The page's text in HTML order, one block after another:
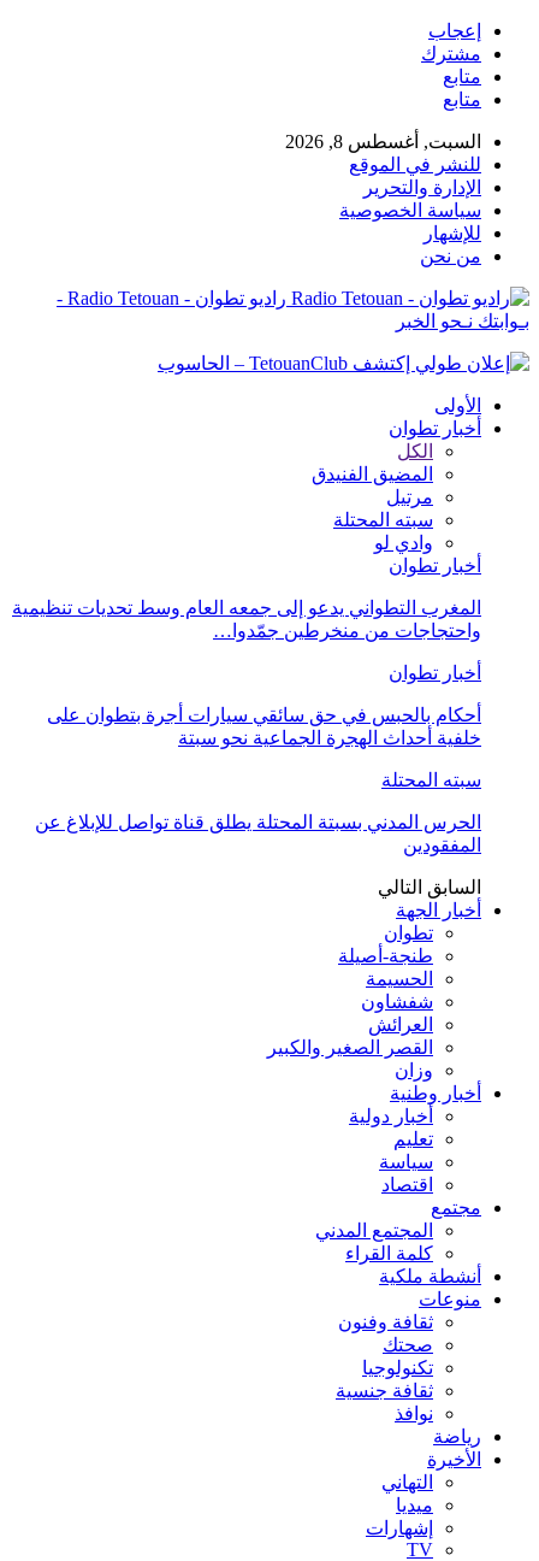
إعجاب
مشترك
متابع
متابع
السبت, أغسطس 8, 2026
للنشر في الموقع
الإدارة والتحرير
سياسة الخصوصية
للإشهار
من نحن
راديو تطوان - Radio Tetouan -
بـوابتك نـحو الخبر
الأولى
أخبار تطوان
الكل
المضيق الفنيدق
مرتيل
سبته المحتلة
وادي لو
أخبار تطوان
المغرب التطواني يدعو إلى جمعه العام وسط تحديات تنظيمية
واحتجاجات من منخرطين جمّدوا…
أخبار تطوان
أحكام بالحبس في حق سائقي سيارات أجرة بتطوان على
خلفية أحداث الهجرة الجماعية نحو سبتة
سبته المحتلة
الحرس المدني بسبتة المحتلة يطلق قناة تواصل للإبلاغ عن
المفقودين
السابق التالي
أخبار الجهة
تطوان
طنجة-أصيلة
الحسيمة
شفشاون
العرائش
القصر الصغير والكبير
وزان
أخبار وطنية
أخبار دولية
تعليم
سياسة
اقتصاد
مجتمع
المجتمع المدني
كلمة القراء
أنشطة ملكية
منوعات
ثقافة وفنون
صحتك
تكنولوجيا
ثقافة جنسية
نوافذ
رياضة
الأخيرة
التهاني
ميديا
إشهارات
TV